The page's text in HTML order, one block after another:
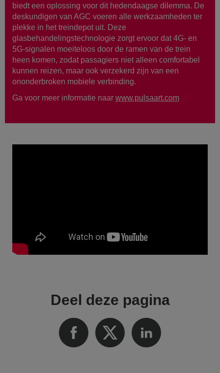
biedt een oplossing voor dit hedendaagse dilemma. De
deskundigen van AGC voeren alle werkzaamheden ter
plekke in het treindepot uit. Deze
glasbehandelingstechnologie zorgt ervoor dat 4G- en
5G-signalen moeiteloos door de ramen van de trein
heen komen, zodat passagiers niet alleen comfortabel
kunnen reizen, maar ook verzekerd zijn van een
ononderbroken mobiele verbinding.
Ga voor meer informatie naar www.pulsaart.com
Deel deze pagina